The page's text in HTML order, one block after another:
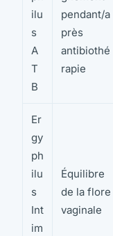
ilu
s
A
T
B
pendant/a
près
antibiothé
rapie
Er
gy
ph
ilu
s
Int
im
Équilibre
de la flore
vaginale